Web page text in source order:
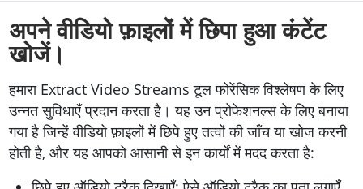
अपने वीडियो फ़ाइलों में छिपा हुआ कंटेंट
खोजें।
हमारा Extract Video Streams टूल फोरेंसिक विश्लेषण के लिए
उन्नत सुविधाएँ प्रदान करता है। यह उन प्रोफेशनल्स के लिए बनाया
गया है जिन्हें वीडियो फ़ाइलों में छिपे हुए तत्वों की जाँच या खोज करनी
होती है, और यह आपको आसानी से इन कार्यों में मदद करता है: